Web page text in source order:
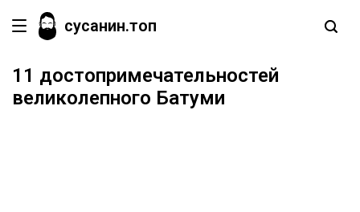
сусанин.топ
11 достопримечательностей
великолепного Батуми